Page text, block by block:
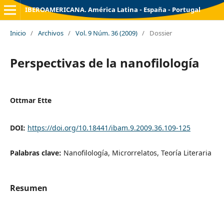
IBEROAMERICANA. América Latina - España - Portugal
Inicio / Archivos / Vol. 9 Núm. 36 (2009) / Dossier
Perspectivas de la nanofilología
Ottmar Ette
DOI: https://doi.org/10.18441/ibam.9.2009.36.109-125
Palabras clave: Nanofilología, Microrrelatos, Teoría Literaria
Resumen